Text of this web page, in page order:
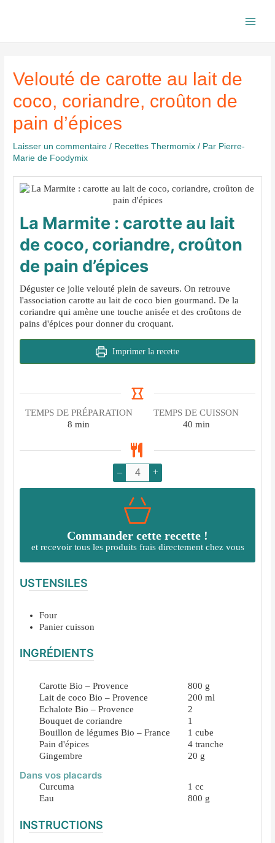
Velouté de carotte au lait de
coco, coriandre, croûton de
pain d’épices
Laisser un commentaire / Recettes Thermomix / Par Pierre-
Marie de Foodymix
La Marmite : carotte au lait
de coco, coriandre, croûton
de pain d’épices
Déguster ce jolie velouté plein de saveurs. On retrouve
l'association carotte au lait de coco bien gourmand. De la
coriandre qui amène une touche anisée et des croûtons de
pains d'épices pour donner du croquant.
Imprimer la recette
TEMPS DE PRÉPARATION
8 minutes
min
TEMPS DE CUISSON
40minutes
min
– +
Commander cette recette !
et recevoir tous les produits frais directement chez vous
USTENSILES
Four
Panier cuisson
INGRÉDIENTS
Carotte Bio – Provence 800 g
Lait de coco Bio – Provence
200 ml
Echalote Bio – Provence
2
Bouquet de coriandre
1
Bouillon de légumes Bio – France
1 cube
Pain d'épices
4 tranche
Gingembre
20 g
Dans vos placards
Curcuma 1 cc
Eau
800 g
INSTRUCTIONS